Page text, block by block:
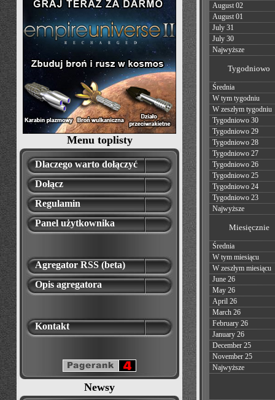
Menu toplisty
Dlaczego warto dołączyć
Dołącz
Regulamin
Panel użytkownika
Agregator RSS (beta)
Opis agregatora
Kontakt
Newsy
August 02
August 01
July 31
July 30
Najwyższe
Tygodniowo
Średnia
W tym tygodniu
W zeszłym tygodniu
Tygodniowo 30
Tygodniowo 29
Tygodniowo 28
Tygodniowo 27
Tygodniowo 26
Tygodniowo 25
Tygodniowo 24
Tygodniowo 23
Najwyższe
Miesięcznie
Średnia
W tym miesiącu
W zeszłym miesiącu
June 26
May 26
April 26
March 26
February 26
January 26
December 25
November 25
Najwyższe